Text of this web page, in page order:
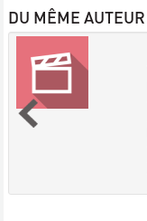
DU MÊME AUTEUR